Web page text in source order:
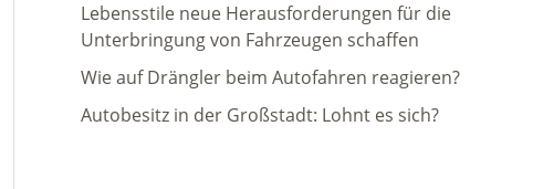
Lebensstile neue Herausforderungen für die
Unterbringung von Fahrzeugen schaffen
Wie auf Drängler beim Autofahren reagieren?
Autobesitz in der Großstadt: Lohnt es sich?